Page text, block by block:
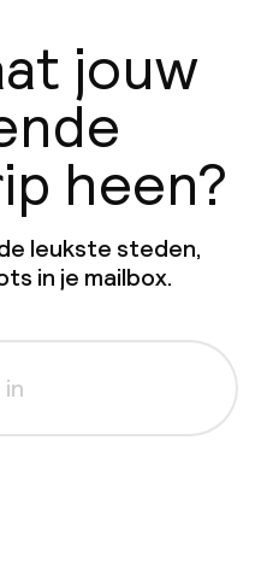
jouw
heen?
leukste steden,
in je mailbox.